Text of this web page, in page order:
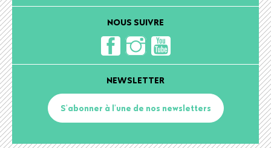
NOUS SUIVRE
NEWSLETTER
S'abonner à l'une de nos newsletters